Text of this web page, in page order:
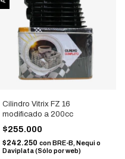
Cilindro Vitrix FZ 16
modificado a 200cc
$255.000
$242.250 con BRE-B, Nequi o
Daviplata (Sólo por web)